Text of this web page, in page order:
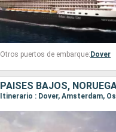
Otros puertos de embarque: Dover